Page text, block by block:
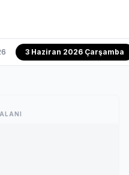
3 Haziran 2026 Çarşamba